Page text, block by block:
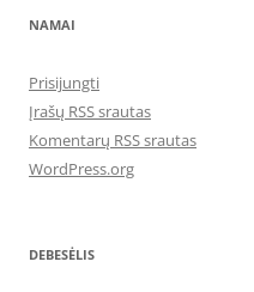
NAMAI
Prisijungti
Įrašų RSS srautas
Komentarų RSS srautas
WordPress.org
DEBESĖLIS